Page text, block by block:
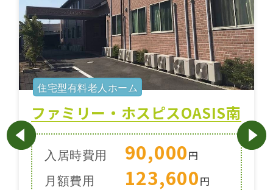
住宅型有料老人ホーム
ファミリー・ホスピスOASIS南
入居時費用 90,000円
月額費用
123,600円